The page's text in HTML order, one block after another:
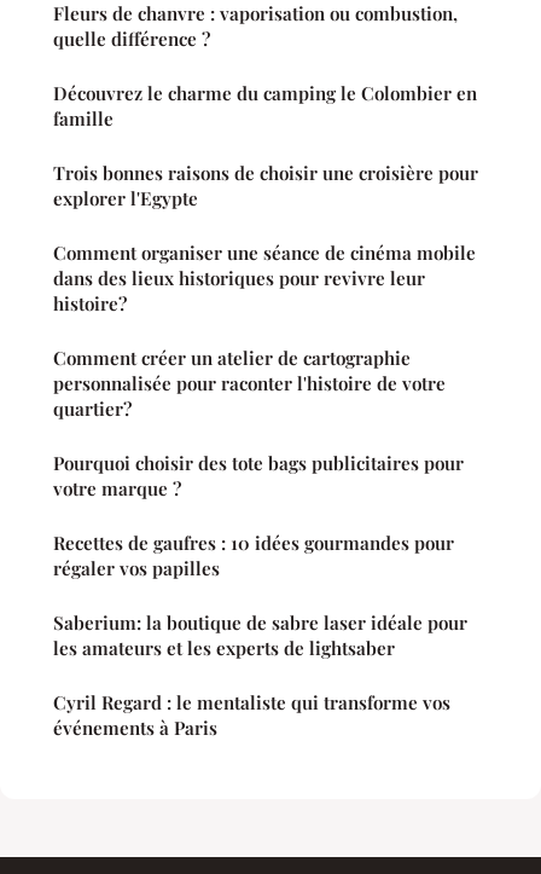
Fleurs de chanvre : vaporisation ou combustion,
quelle différence ?
Découvrez le charme du camping le Colombier en
famille
Trois bonnes raisons de choisir une croisière pour
explorer l'Egypte
Comment organiser une séance de cinéma mobile
dans des lieux historiques pour revivre leur
histoire?
Comment créer un atelier de cartographie
personnalisée pour raconter l'histoire de votre
quartier?
Pourquoi choisir des tote bags publicitaires pour
votre marque ?
Recettes de gaufres : 10 idées gourmandes pour
régaler vos papilles
Saberium: la boutique de sabre laser idéale pour
les amateurs et les experts de lightsaber
Cyril Regard : le mentaliste qui transforme vos
événements à Paris